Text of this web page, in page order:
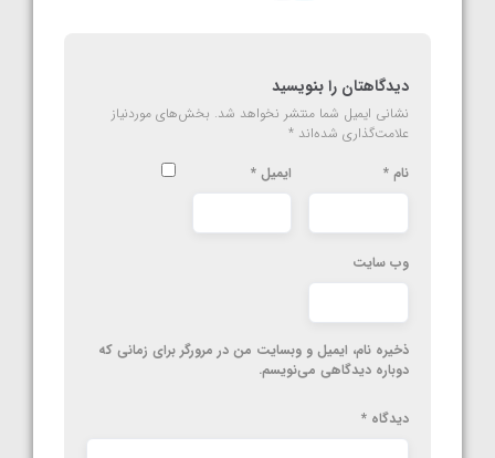
دیدگاهتان را بنویسید
نشانی ایمیل شما منتشر نخواهد شد. بخش‌های موردنیاز
علامت‌گذاری شده‌اند *
نام * ایمیل *
وب‌ سایت
ذخیره نام، ایمیل و وبسایت من در مرورگر برای زمانی که
دوباره دیدگاهی می‌نویسم.
دیدگاه *